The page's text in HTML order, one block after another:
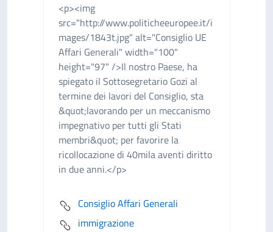
<p><img
src="http://www.politicheeuropee.it/i
mages/1843t.jpg" alt="Consiglio UE
Affari Generali" width="100"
height="97" />Il nostro Paese, ha
spiegato il Sottosegretario Gozi al
termine dei lavori del Consiglio, sta
&quot;lavorando per un meccanismo
impegnativo per tutti gli Stati
membri&quot; per favorire la
ricollocazione di 40mila aventi diritto
in due anni.</p>
Consiglio Affari Generali
immigrazione